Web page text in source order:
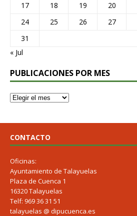
17
18 19 20
24
25 26 27
31
« Jul
PUBLICACIONES POR MES
CONTACTO
Oficinas:
Ayuntamiento de Talayuelas
Plaza de Cuenca 1
16320 Talayuelas
Telf: 969 36 31 51
talayuelas @ dipucuenca.es